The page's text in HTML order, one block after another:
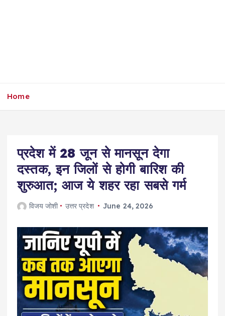
Home
प्रदेश में 28 जून से मानसून देगा
दस्तक, इन जिलों से होगी बारिश की
शुरुआत; आज ये शहर रहा सबसे गर्म
विजय जोशी उत्तर प्रदेश June 24, 2026